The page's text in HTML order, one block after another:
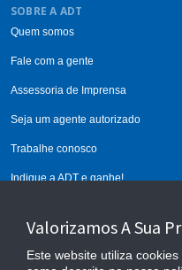
SOBRE A ADT
Quem somos
Fale com a gente
Assessoria de Imprensa
Seja um agente autorizado
Trabalhe conosco
Indique a ADT e ganhe!
Valorizamos A Sua
Este website utiliza